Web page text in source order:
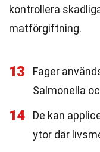
kontrollera
matförgiftning.
13
Fager
Salmonella
14
De kan
ytor där